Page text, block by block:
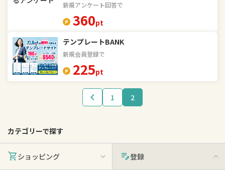
新規アンケート回答で
360pt
テンプレートBANK
新規会員登録で
225pt
1 2
カテゴリーで探す
shopping_cartショッピング edit_note登録